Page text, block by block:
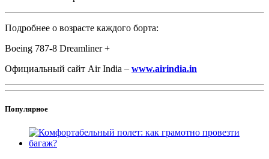
Подробнее о возрасте каждого борта:
Boeing 787-8 Dreamliner +
Официальный сайт Air India – www.airindia.in
Популярное